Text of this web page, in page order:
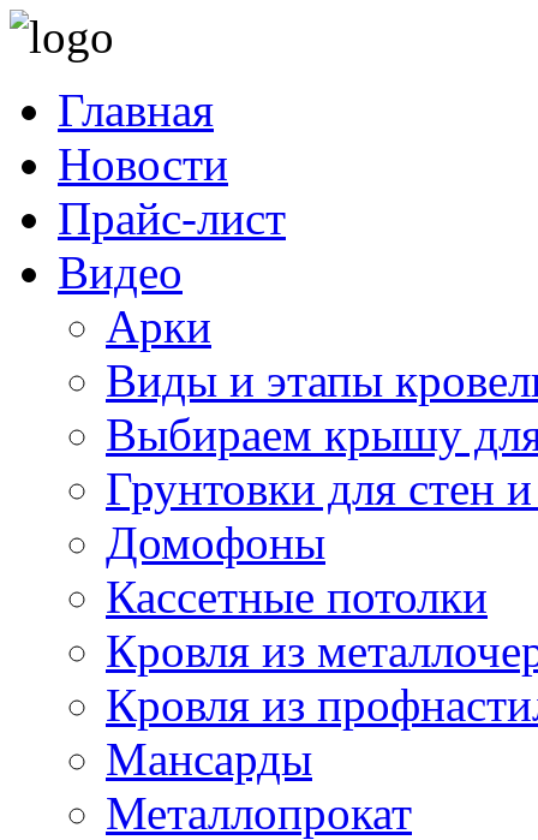
Главная
Новости
Прайс-лист
Видео
Арки
Виды и этапы
Выбираем крышу
Грунтовки для стен
Домофоны
Кассетные потолки
Кровля из
Кровля из
Мансарды
Металлопрокат